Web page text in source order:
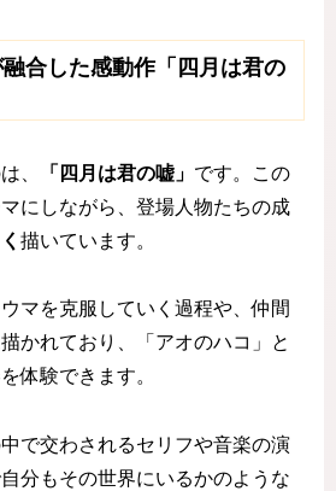
合した感動作「四月は君の
、 「四月は君の嘘」 です。この
にしながら、登場人物たちの成
描いています。
マを克服していく過程や、仲間
かれており、「アオのハコ」と
体験できます。
で交わされるセリフや音楽の演
分もその世界にいるかのような